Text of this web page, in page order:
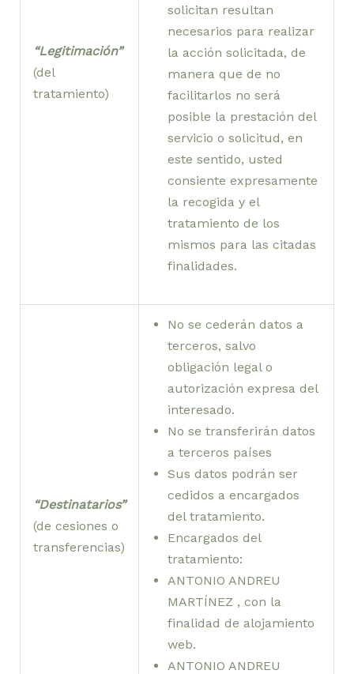
“Legitimación”
(del
tratamiento)
solicitan resultan
necesarios para realizar
la acción solicitada, de
manera que de no
facilitarlos no será
posible la prestación del
servicio o solicitud, en
este sentido, usted
consiente expresamente
la recogida y el
tratamiento de los
mismos para las citadas
finalidades.
“Destinatarios”
(de cesiones o
transferencias)
No se cederán datos a
terceros, salvo
obligación legal o
autorización expresa del
interesado.
No se transferirán datos
a terceros países
Sus datos podrán ser
cedidos a encargados
del tratamiento.
Encargados del
tratamiento:
ANTONIO ANDREU
MARTÍNEZ , con la
finalidad de alojamiento
web.
ANTONIO ANDREU